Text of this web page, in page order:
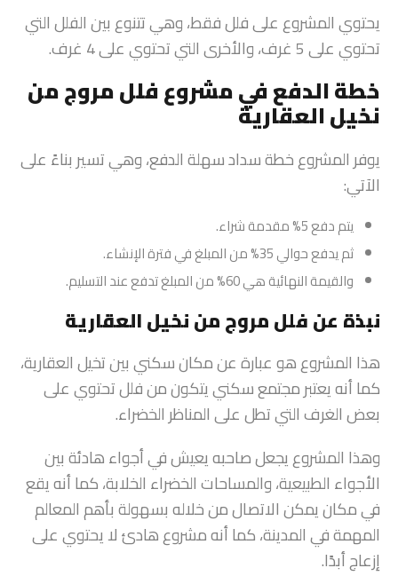
يحتوي المشروع على فلل فقط، وهي تتنوع بين الفلل التي
تحتوي على 5 غرف، والأخرى التي تحتوي على 4 غرف.
خطة الدفع في مشروع فلل مروج من
نخيل العقارية
يوفر المشروع خطة سداد سهلة الدفع، وهي تسير بناءً على
الآتي:
يتم دفع 5% مقدمة شراء.
ثم يدفع حوالي 35% من المبلغ في فترة الإنشاء.
والقيمة النهائية هي 60% من المبلغ تدفع عند التسليم.
نبذة عن فلل مروج من نخيل العقارية
هذا المشروع هو عبارة عن مكان سكني بين تخيل العقارية،
كما أنه يعتبر مجتمع سكني يتكون من فلل تحتوي على
بعض الغرف التي تطل على المناظر الخضراء.
وهذا المشروع يجعل صاحبه يعيش في أجواء هادئة بين
الأجواء الطبيعية، والمساحات الخضراء الخلابة، كما أنه يقع
في مكان يمكن الاتصال من خلاله بسهولة بأهم المعالم
المهمة في المدينة، كما أنه مشروع هادئ لا يحتوي على
إزعاج أبدًا.